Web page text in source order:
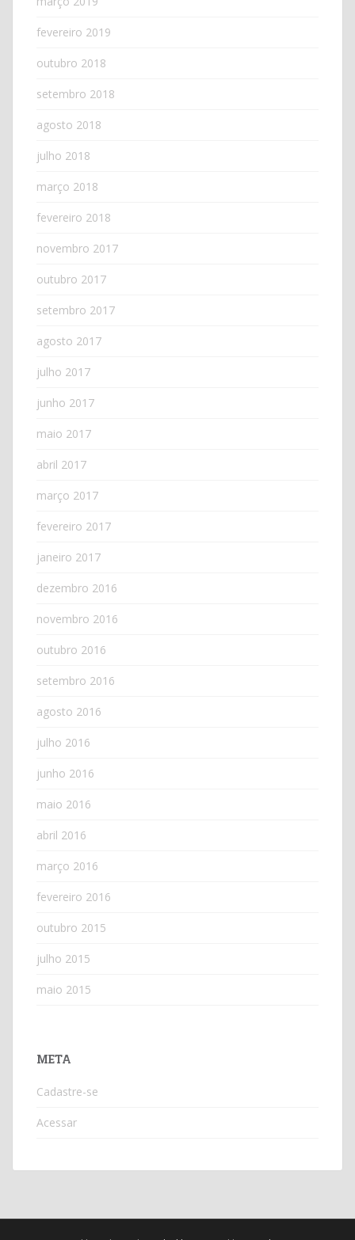
fevereiro 2019
outubro 2018
setembro 2018
agosto 2018
julho 2018
março 2018
fevereiro 2018
novembro 2017
outubro 2017
setembro 2017
agosto 2017
julho 2017
junho 2017
maio 2017
abril 2017
março 2017
fevereiro 2017
janeiro 2017
dezembro 2016
novembro 2016
outubro 2016
setembro 2016
agosto 2016
julho 2016
junho 2016
maio 2016
abril 2016
março 2016
fevereiro 2016
outubro 2015
julho 2015
maio 2015
META
Cadastre-se
Acessar